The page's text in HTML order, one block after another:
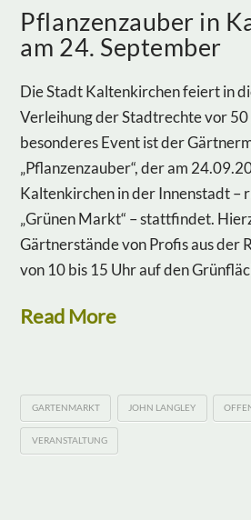
Pflanzenzauber in
am 24. September
Die Stadt Kaltenkirchen feiert in
Verleihung der Stadtrechte vor 50
besonderes Event ist der
„Pflanzenzauber“, der am
Kaltenkirchen in der Innenstadt –
„Grünen Markt“ – stattfindet.
Gärtnerstände von Profis aus der
von 10 bis 15 Uhr auf den
Read More
GARTENMARKT JOHN LANGLEY
VERANSTALTUNG